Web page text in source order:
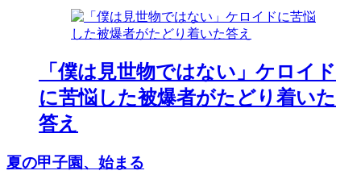
「僕は見世物ではない」ケロイド
に苦悩した被爆者がたどり着いた
答え
夏の甲子園、始まる